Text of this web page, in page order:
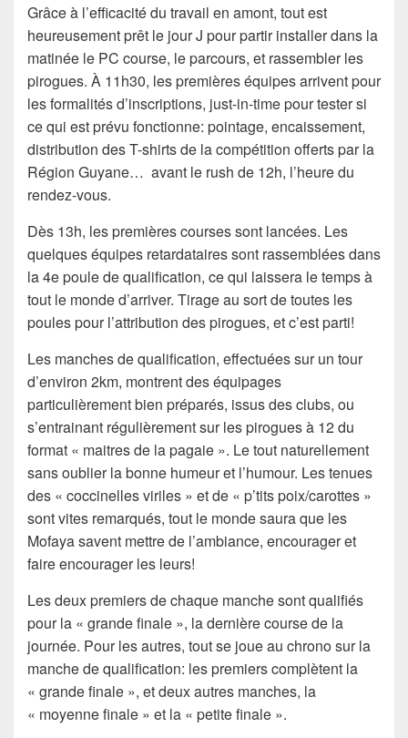
Grâce à l’efficacité du travail en amont, tout est
heureusement prêt le jour J pour partir installer dans la
matinée le PC course, le parcours, et rassembler les
pirogues. À 11h30, les premières équipes arrivent pour
les formalités d’inscriptions, just-in-time pour tester si
ce qui est prévu fonctionne: pointage, encaissement,
distribution des T-shirts de la compétition offerts par la
Région Guyane… avant le rush de 12h, l’heure du
rendez-vous.
Dès 13h, les premières courses sont lancées. Les
quelques équipes retardataires sont rassemblées dans
la 4e poule de qualification, ce qui laissera le temps à
tout le monde d’arriver. Tirage au sort de toutes les
poules pour l’attribution des pirogues, et c’est parti!
Les manches de qualification, effectuées sur un tour
d’environ 2km, montrent des équipages
particulièrement bien préparés, issus des clubs, ou
s’entrainant régulièrement sur les pirogues à 12 du
format « maitres de la pagaie ». Le tout naturellement
sans oublier la bonne humeur et l’humour. Les tenues
des « coccinelles viriles » et de « p’tits poix/carottes »
sont vites remarqués, tout le monde saura que les
Mofaya savent mettre de l’ambiance, encourager et
faire encourager les leurs!
Les deux premiers de chaque manche sont qualifiés
pour la « grande finale », la dernière course de la
journée. Pour les autres, tout se joue au chrono sur la
manche de qualification: les premiers complètent la
« grande finale », et deux autres manches, la
« moyenne finale » et la « petite finale ».